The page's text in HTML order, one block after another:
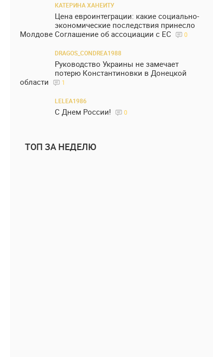
КАТЕРИНА ХАНЕИТУ
Цена евроинтеграции: какие социально-
экономические последствия принесло
Молдове Соглашение об ассоциации с ЕС
0
DRAGOS_CONDREA1988
Руководство Украины не замечает
потерю Константиновки в Донецкой
области
1
LELEA1986
С Днем России! 0
ТОП ЗА НЕДЕЛЮ